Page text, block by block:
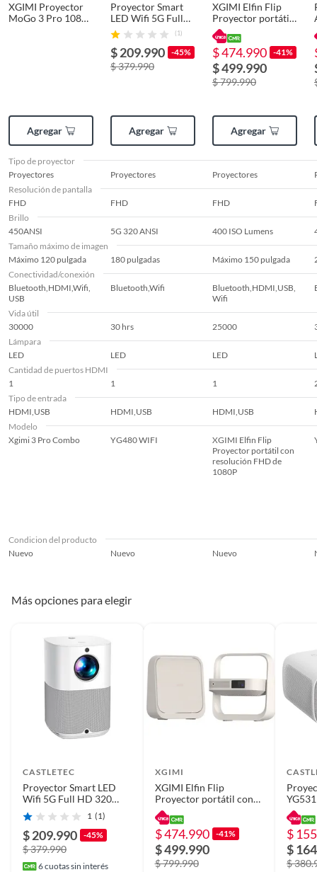
XGIMI Proyector
MoGo 3 Pro 1080P
Agregar
Proyector Smart
LED Wifi 5G Full
HD 320 ANSI 5000
Lumenes YG480
(1)
$ 209.990 -45%
$ 379.990
Agregar
XGIMI Elfin Flip
Proyector portátil
con resolución
FHD de 1080P
$ 474.990 -41%
$ 499.990
$ 799.990
Agregar
Tipo de proyector
Proyectores
Proyectores Proyectores
Resolución de pantalla
FHD
FHD FHD
Brillo
450ANSI
5G 320 ANSI 400 ISO Lumens
Tamaño máximo de imagen
Máximo 120 pulgada
180 pulgadas Máximo 150 pulgada
Conectividad/conexión
Bluetooth,HDMI,Wifi,
USB
Bluetooth,Wifi
Bluetooth,HDMI,USB,
Wifi
Vida útil
30000
30 hrs 25000
Lámpara
LED
LED LED
Cantidad de puertos HDMI
1
1 1
Tipo de entrada
HDMI,USB
HDMI,USB HDMI,USB
Modelo
Xgimi 3 Pro Combo
YG480 WIFI
XGIMI Elfin Flip
Proyector portátil con
resolución FHD de
1080P
Condicion del producto
Nuevo
Nuevo Nuevo
Más opciones para elegir
CASTLETEC
Proyector Smart LED
Wifi 5G Full HD 320
ANSI 5000 Lumenes
YG480
1 (1)
$ 209.990 -45%
$ 379.990
6cuotas sin interés
XGIMI
XGIMI Elfin Flip
Proyector portátil con
resolución FHD de
1080P
$ 474.990 -41%
$ 499.990
$ 799.990
BT
Wifi
$
$
$